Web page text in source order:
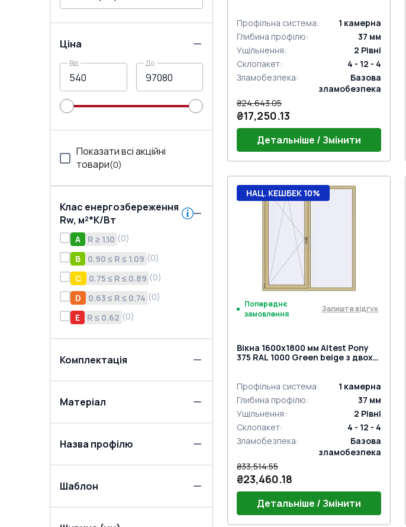
Ціна
Від До
Показати всі акційні
товари(0)
Клас енергозбереження
Rw, м²*K/Вт
A R ≥ 1.10 (0)
B
0.90 ≤ R ≤ 1.09 (0)
C
0.75 ≤ R ≤ 0.89 (0)
D
0.63 ≤ R ≤ 0.74 (0)
E
R ≤ 0.62 (0)
Комплектація
Матеріал
Назва профілю
Шаблон
Профільна система: 1 камерна
Глибина профілю: 37 мм
Ущільнення: 2 Рівні
Склопакет:
4 - 12 - 4
Зламобезпека:
Базова
зламобезпека
₴24,643.05
₴17,250.13
Детальніше / Змінити
Без ручки
НАЦ. КЕШБЕК 10%
Попереднє
замовлення
Залиште відгук
Вікна 1600x1800 мм Altest Pony
375 RAL 1000 Green beige з двох
Профільна система: 1 камерна
Глибина профілю: 37 мм
Ущільнення: 2 Рівні
Склопакет:
4 - 12 - 4
Зламобезпека:
Базова
зламобезпека
₴33,514.55
₴23,460.18
Детальніше / Змінити